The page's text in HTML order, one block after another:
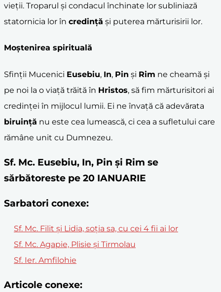
vieții. Troparul și condacul închinate lor subliniază
statornicia lor în credință și puterea mărturisirii lor.
Moștenirea spirituală
Sfinții Mucenici Eusebiu, In, Pin și Rim ne cheamă și
pe noi la o viață trăită în Hristos, să fim mărturisitori ai
credinței în mijlocul lumii. Ei ne învață că adevărata
biruință nu este cea lumească, ci cea a sufletului care
rămâne unit cu Dumnezeu.
Sf. Mc. Eusebiu, In, Pin și Rim se
sărbătoreste pe 20 IANUARIE
Sarbatori conexe:
Sf. Mc. Filit și Lidia, soția sa, cu cei 4 fii ai lor
Sf. Mc. Agapie, Plisie şi Tirmolau
Sf. Ier. Amfilohie
Articole conexe: